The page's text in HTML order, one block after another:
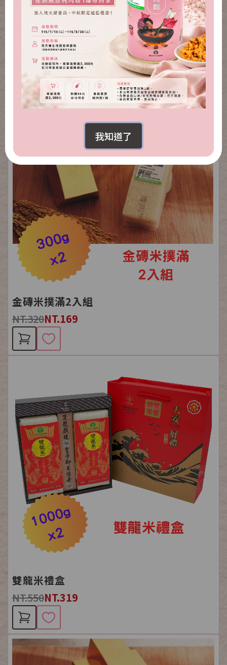
金磚肉鬆禮盒(原味+海苔芝麻)
NT.1,300NT.739
金磚米撲滿2入組
NT.320NT.169
雙龍米禮盒
NT.550NT.319
我知道了